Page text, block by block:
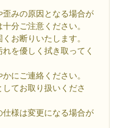
みの原因となる場合が
分ご注意ください。
お断りいたします。
を優しく拭き取ってく
にご連絡ください。
てお取り扱いくださ
様は変更になる場合が